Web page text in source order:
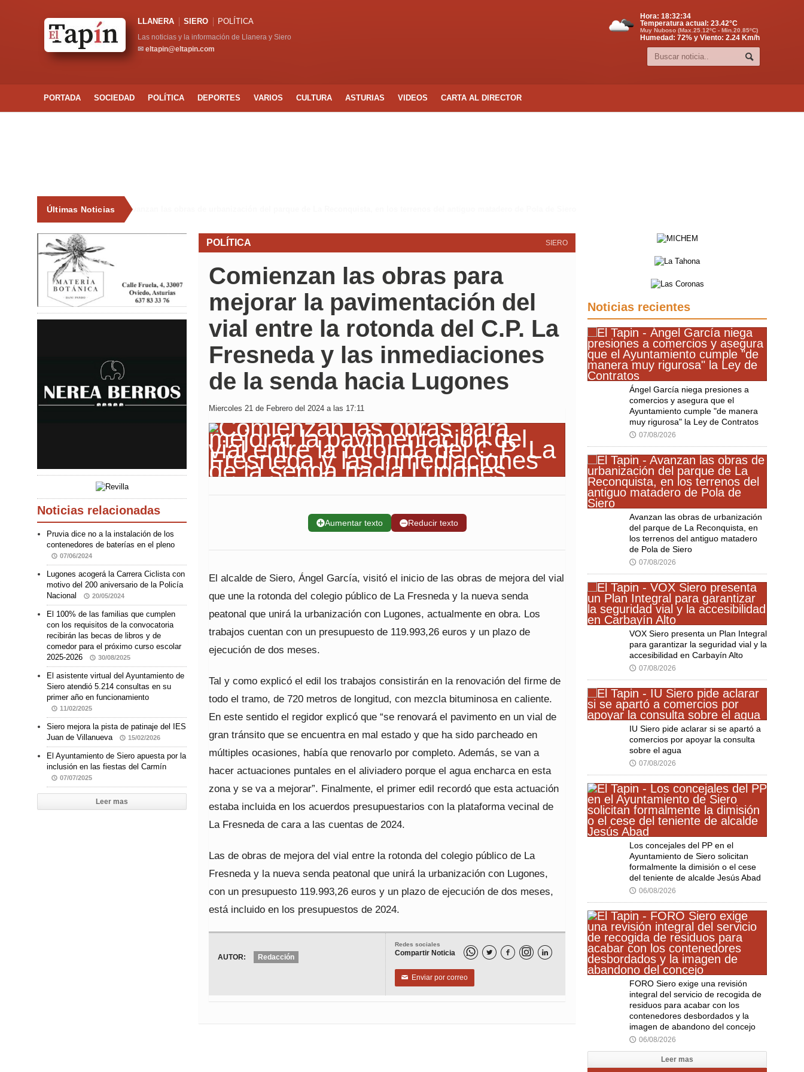
LLANERA SIERO POLÍTICA
Las noticias y la información de Llanera y Siero
✉ eltapin@eltapin.com
Hora: 18:32:35
Temperatura actual: 23.42°C
Muy Nuboso (Max.25.12ºC - Min.20.85ºC)
Humedad: 72% y Viento: 2.24 Km/h
PORTADA SOCIEDAD POLÍTICA DEPORTES VARIOS CULTURA ASTURIAS VIDEOS CARTA AL DIRECTOR
Últimas Noticias
SIERO
POLÍTICA
Comienzan las obras para
mejorar la pavimentación del
vial entre la rotonda del C.P. La
Fresneda y las inmediaciones
de la senda hacia Lugones
Miercoles 21 de Febrero del 2024 a las 17:11
➕Aumentar texto ➖Reducir texto
El alcalde de Siero, Ángel García, visitó el inicio de las obras de mejora del vial
que une la rotonda del colegio público de La Fresneda y la nueva senda
peatonal que unirá la urbanización con Lugones, actualmente en obra. Los
trabajos cuentan con un presupuesto de 119.993,26 euros y un plazo de
ejecución de dos meses.
Tal y como explicó el edil los trabajos consistirán en la renovación del firme de
todo el tramo, de 720 metros de longitud, con mezcla bituminosa en caliente.
En este sentido el regidor explicó que “se renovará el pavimento en un vial de
gran tránsito que se encuentra en mal estado y que ha sido parcheado en
múltiples ocasiones, había que renovarlo por completo. Además, se van a
hacer actuaciones puntales en el aliviadero porque el agua encharca en esta
zona y se va a mejorar”. Finalmente, el primer edil recordó que esta actuación
estaba incluida en los acuerdos presupuestarios con la plataforma vecinal de
La Fresneda de cara a las cuentas de 2024.
Las de obras de mejora del vial entre la rotonda del colegio público de La
Fresneda y la nueva senda peatonal que unirá la urbanización con Lugones,
con un presupuesto 119.993,26 euros y un plazo de ejecución de dos meses,
está incluido en los presupuestos de 2024.
Redes sociales
Compartir Noticia   
✉ Enviar por correo
AUTOR: Redacción
Noticias relacionadas
Pruvia dice no a la instalación de los
contenedores de baterías en el pleno
07/06/2024
Lugones acogerá la Carrera Ciclista con
motivo del 200 aniversario de la Policía
Nacional
20/05/2024
El 100% de las familias que cumplen
con los requisitos de la convocatoria
recibirán las becas de libros y de
comedor para el próximo curso escolar
2025-2026
30/08/2025
El asistente virtual del Ayuntamiento de
Siero atendió 5.214 consultas en su
primer año en funcionamiento
11/02/2025
Siero mejora la pista de patinaje del IES
Juan de Villanueva
15/02/2026
El Ayuntamiento de Siero apuesta por la
inclusión en las fiestas del Carmín
07/07/2025
Leer mas
Noticias recientes
Ángel García niega presiones a
comercios y asegura que el
Ayuntamiento cumple "de manera
muy rigurosa" la Ley de Contratos
🕔 07/08/2026
Avanzan las obras de urbanización
del parque de La Reconquista, en
los terrenos del antiguo matadero
de Pola de Siero
🕔 07/08/2026
VOX Siero presenta un Plan Integral
para garantizar la seguridad vial y la
accesibilidad en Carbayín Alto
🕔 07/08/2026
IU Siero pide aclarar si se apartó a
comercios por apoyar la consulta
sobre el agua
🕔 07/08/2026
Los concejales del PP en el
Ayuntamiento de Siero solicitan
formalmente la dimisión o el cese
del teniente de alcalde Jesús Abad
🕔 06/08/2026
FORO Siero exige una revisión
integral del servicio de recogida de
residuos para acabar con los
contenedores desbordados y la
imagen de abandono del concejo
🕔 06/08/2026
Leer mas